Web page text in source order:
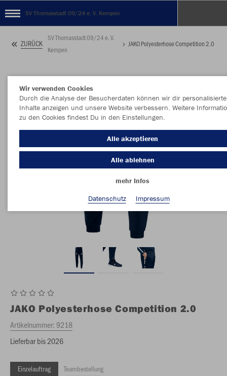
SV Thomasstadt 09/24 e. V. Kempen
ZURÜCK
SV Thomasstadt 09/24 e. V.
Kempen
JAKO Polyesterhose Competition 2.0
JAKO Polyesterhose Competition 2.0
Artikelnummer:9218
Lieferbar bis 2026
Einzelauftrag Teambestellung
Wir verwenden Cookies
Durch die Analyse der Besucherdaten können wir dir personalisierte
Inhalte anzeigen und unsere Website verbessern. Weitere
zu den Cookies findest Du in den Einstellungen.
Alle akzeptieren
Alle ablehnen
mehr Infos
Datenschutz
Impressum